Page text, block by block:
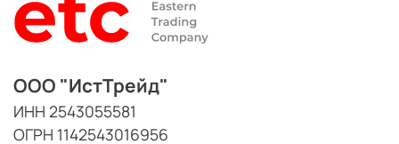
ООО "ИстТрейд"
ИНН 2543055581
ОГРН 1142543016956